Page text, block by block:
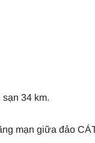
34 km.
mạn giữa đảo